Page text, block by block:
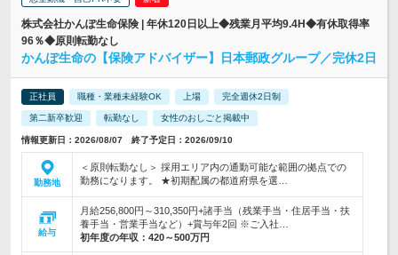
株式会社かんぽ生命保険 | 年休120日以上◆残業月平均9.4H◆有休取得率
96％◆原則転勤なし
かんぽ生命の【保険アドバイザー】日本郵政グループ／完休2日
正社員 職種・業種未経験OK 上場 完全週休2日制
第二新卒歓迎 転勤なし 女性のおしごと掲載中
情報更新日：2026/08/07 終了予定日：2026/09/10
勤務地
＜原則転勤なし＞ 採用エリア内の通勤可能な範囲の拠点での
勤務になります。 ★初期配属の都道府県を選…
給与
月給256,800円～310,350円+諸手当（残業手当・住居手当・扶
養手当・営業手当など）+賞与年2回 ※ご入社…
初年度の年収： 420～500万円